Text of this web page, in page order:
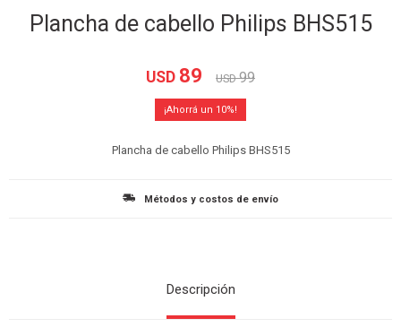
Plancha de cabello Philips BHS515
USD 89 USD 99
10
Plancha de cabello Philips BHS515
Métodos y costos de envío
Descripción